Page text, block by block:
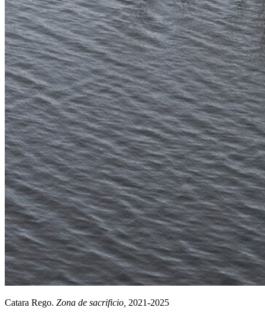
Catara Rego. Zona de sacrificio, 2021-2025